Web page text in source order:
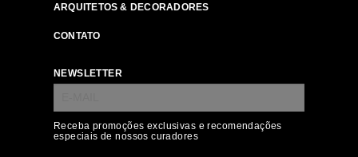
ARQUITETOS & DECORADORES
CONTATO
NEWSLETTER
Receba promoções exclusivas e recomendações
especiais de nossos curadores